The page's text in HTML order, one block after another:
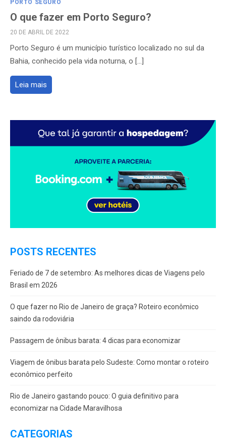
PORTO SEGURO
O que fazer em Porto Seguro?
POSTED
20 DE ABRIL DE 2022
Porto Seguro é um município turístico localizado no sul da
Bahia, conhecido pela vida noturna, o […]
Leia mais
POSTS RECENTES
Feriado de 7 de setembro: As melhores dicas de Viagens pelo
Brasil em 2026
O que fazer no Rio de Janeiro de graça? Roteiro econômico
saindo da rodoviária
Passagem de ônibus barata: 4 dicas para economizar
Viagem de ônibus barata pelo Sudeste: Como montar o roteiro
econômico perfeito
Rio de Janeiro gastando pouco: O guia definitivo para
economizar na Cidade Maravilhosa
CATEGORIAS